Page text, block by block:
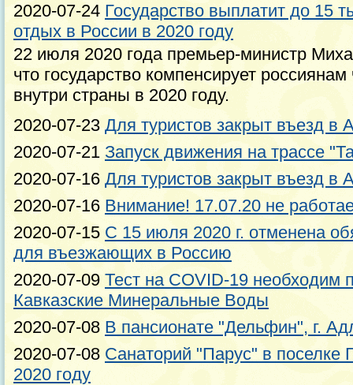
2020-07-24 Государство выплатит до 15
отдых в России в 2020 году
22 июля 2020 года премьер-министр
что государство компенсирует
внутри страны в 2020 году.
2020-07-23 Для туристов закрыт въезд в
2020-07-21 Запуск движения на трассе
2020-07-16 Для туристов закрыт въезд в
2020-07-16 Внимание! 17.07.20 не
2020-07-15 С 15 июля 2020 г. отменена
для въезжающих в Россию
2020-07-09 Тест на COVID-19 необходим
Кавказские Минеральные Воды
2020-07-08 В пансионате "Дельфин", г.
2020-07-08 Санаторий "Парус" в поселке
2020 году